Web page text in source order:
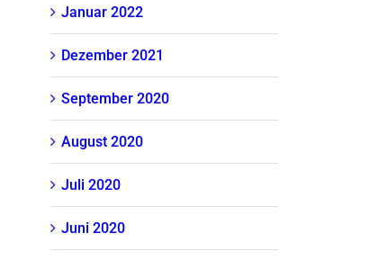
Januar 2022
Dezember 2021
September 2020
August 2020
Juli 2020
Juni 2020